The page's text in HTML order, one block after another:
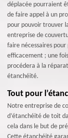
déplacée pourraient
de faire appel à un
pour pouvoir trouver
entreprise de
faire nécessaires
efficacement ; une
procédera à la
étanchéité.
Tout pour
Notre entreprise de
d’étanchéité de toit
cela dans le but de